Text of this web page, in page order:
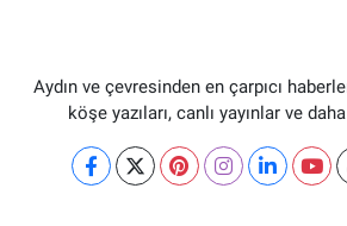
Aydın ve çevresinden en çarpıcı
köşe yazıları, canlı yayınlar ve